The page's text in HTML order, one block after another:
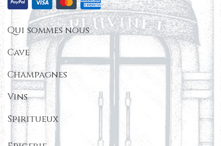
Qui sommes nous
Cave
Champagnes
Vins
Spiritueux